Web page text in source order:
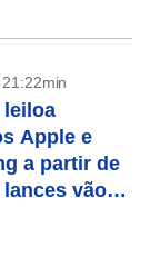
leiloa
Apple e
a partir de
lances vão